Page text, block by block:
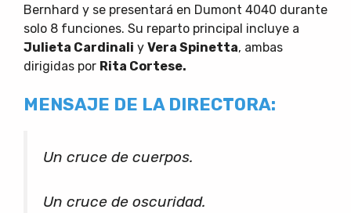
Bernhard y se presentará en Dumont 4040 durante
solo 8 funciones. Su reparto principal incluye a
Julieta Cardinali y Vera Spinetta, ambas
dirigidas por Rita Cortese.
MENSAJE DE LA DIRECTORA:
Un cruce de cuerpos.
Un cruce de oscuridad.